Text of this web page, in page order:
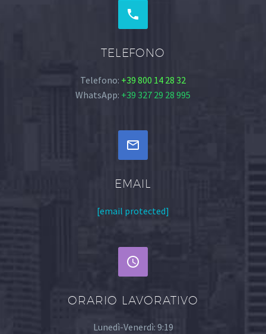


TELEFONO
Telefono: +39 800 14 28 32
WhatsApp: +39 327 29 28 995


EMAIL
[email protected]


ORARIO LAVORATIVO
Lunedì-Venerdì: 9:19